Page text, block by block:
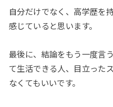
自分だけでなく、高学歴を
感じていると思います。
最後に、結論をもう一度言
て生活できる人、目立った
なくてもいいです。